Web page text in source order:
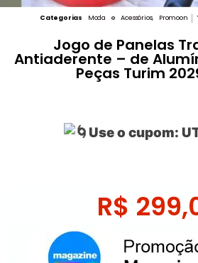
Categorias Moda e Acessórios, Promoon
Jogo de Panelas
Antiaderente – de
Peças Turim
Use o cupom:
R$